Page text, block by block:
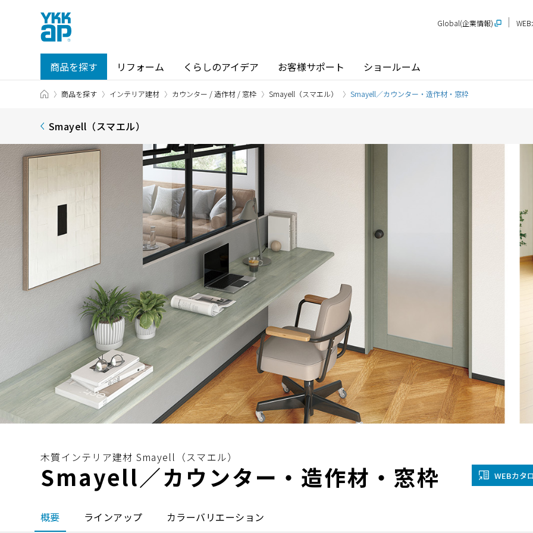
商品を探す
商品を探す TOP
カテゴリから探す
窓・サッシ / シャッター
商品名から探す
WEBカタログを見る 商品えらびのお手伝い
リフォーム くらしのアイデア お客様サポート ショールーム
ショールーム TOP
ショールーム・その他の展示場を探す
北海道
新
名古屋 静岡
北陸
金沢
近
大
中国
広島 SR 岡山 SR
四国
高松 SR 愛媛
ショールームに行く前に
ショールームご見学ガイド リフォー
おうち de ショールーム ショール
Global(企業情報)
TOP 商品を探す インテリア建材 カウンター / 造作材 / 窓枠 Smayell（スマエル） Smayell／カウンター・造作材・窓枠
Smayell（スマエル）
木質インテリア建材 Smayell（スマエル）
Smayell／カウンター・造作材・窓枠 WEBカタ
概要 ラインアップ カラーバリエーション